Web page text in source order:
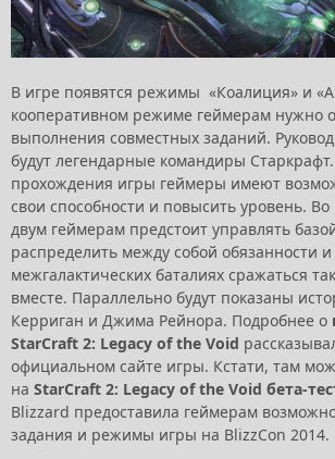
В игре появятся режимы «Коалиция» и
кооперативном режиме геймерам нужно
выполнения совместных заданий.
будут легендарные командиры
прохождения игры геймеры имеют
свои способности и повысить уровень.
двум геймерам предстоит управлять
распределить между собой обязанности
межгалактических баталиях сражаться
вместе. Параллельно будут показаны
Керриган и Джима Рейнора. Подробнее о
StarCraft 2: Legacy of the Void
официальном сайте игры. Кстати, там
на StarCraft 2: Legacy of the Void бета-
Blizzard предоставила геймерам
задания и режимы игры на BlizzCon 2014.